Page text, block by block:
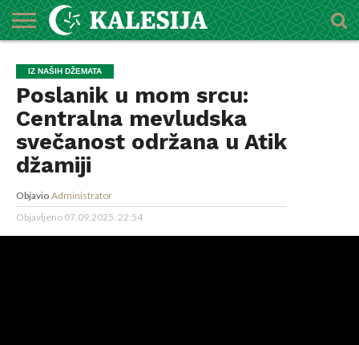
O
MEDŽLISU
DŽEMATI
IMAMI
MEKTEBSKI
CENTAR
VIJESTI
HUTBE
NAJAVE
KALENDAR
KONTAKT
IZ NAŠIH DŽEMATA
Poslanik u mom srcu:
Centralna mevludska
svečanost održana u Atik
džamiji
Objavio Administrator
Objavljeno 07.09.2025. 22:54